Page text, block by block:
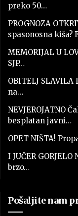
preko 50…
PROGNOZA
spasonosna kiša?
MEMORIJAL U
SJP…
OBITELJ
na…
NEVJEROJATNO
besplatan javni…
OPET NIŠTA!
I JUČER
brzo…
Pošaljite nam